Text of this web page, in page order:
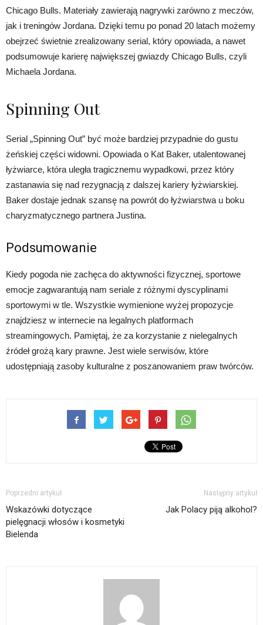
Chicago Bulls. Materiały zawierają nagrywki zarówno z meczów,
jak i treningów Jordana. Dzięki temu po ponad 20 latach możemy
obejrzeć świetnie zrealizowany serial, który opowiada, a nawet
podsumowuje karierę największej gwiazdy Chicago Bulls, czyli
Michaela Jordana.
Spinning Out
Serial „Spinning Out” być może bardziej przypadnie do gustu
żeńskiej części widowni. Opowiada o Kat Baker, utalentowanej
łyżwiarce, która uległa tragicznemu wypadkowi, przez który
zastanawia się nad rezygnacją z dalszej kariery łyżwiarskiej.
Baker dostaje jednak szansę na powrót do łyżwiarstwa u boku
charyzmatycznego partnera Justina.
Podsumowanie
Kiedy pogoda nie zachęca do aktywności fizycznej, sportowe
emocje zagwarantują nam seriale z różnymi dyscyplinami
sportowymi w tle. Wszystkie wymienione wyżej propozycje
znajdziesz w internecie na legalnych platformach
streamingowych. Pamiętaj, że za korzystanie z nielegalnych
źródeł grożą kary prawne. Jest wiele serwisów, które
udostępniają zasoby kulturalne z poszanowaniem praw twórców.
Poprzedni artykuł
Wskazówki dotyczące
pielęgnacji włosów i kosmetyki
Bielenda
Następny artykuł
Jak Polacy piją alkohol?